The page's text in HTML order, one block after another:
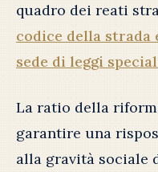
quadro dei reati
codice della
sede di leggi
La ratio della
garantire una
alla gravità sociale